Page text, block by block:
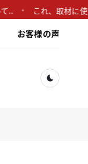
これ、取材に使えそ
お客様の声